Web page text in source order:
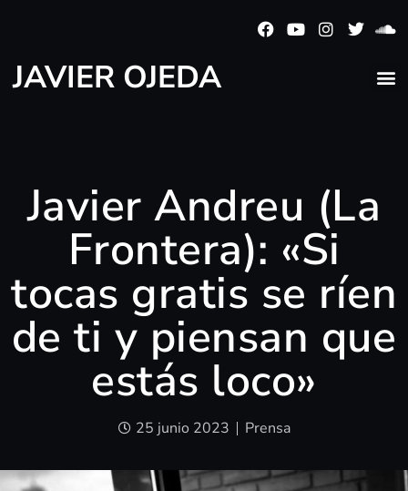
JAVIER OJEDA
Javier Andreu (La
Frontera): «Si
tocas gratis se ríen
de ti y piensan que
estás loco»
25 junio 2023 Prensa